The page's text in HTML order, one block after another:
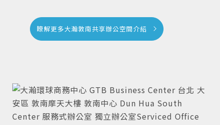
瞭解更多大瀚敦南共享辦公空間介紹